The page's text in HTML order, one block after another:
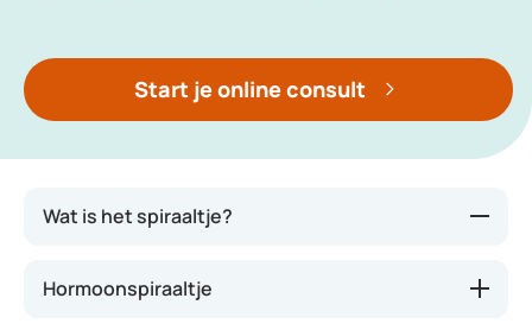
Start je online consult
Wat is het spiraaltje?
dat in de baarmoeder wordt geplaatst. Een
Hormoonspiraaltje